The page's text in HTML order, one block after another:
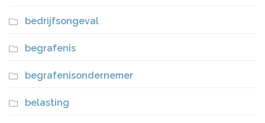
bedrijfsongeval
begrafenis
begrafenisondernemer
belasting